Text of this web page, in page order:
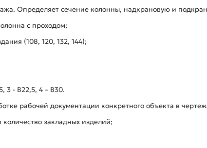
Определяет сечение колонны, надкрановую и
с проходом;
(108, 120, 132, 144);
3 - В22,5, 4 – В30.
рабочей документации конкретного объекта в
закладных изделий;